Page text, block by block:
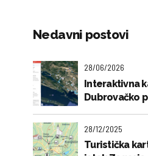
Nedavni postovi
28/06/2026
Interaktivna
Dubrovačko
28/12/2025
Turistička